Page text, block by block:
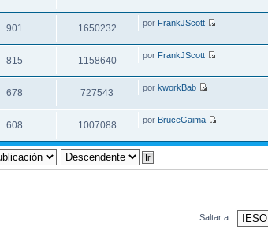
901 1650232 por FrankJScott
815 1158640 por FrankJScott
678 727543 porkworkBab
608 1007088 por BruceGaima
Saltar a: